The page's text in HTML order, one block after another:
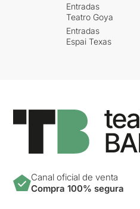
Entradas
Teatro Goya
Entradas
Espai Texas
Canal oficial de venta
Compra 100% segura